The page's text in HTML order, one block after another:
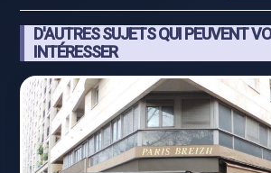
D'AUTRES SUJETS QUI PEUVENT
INTÉRESSER